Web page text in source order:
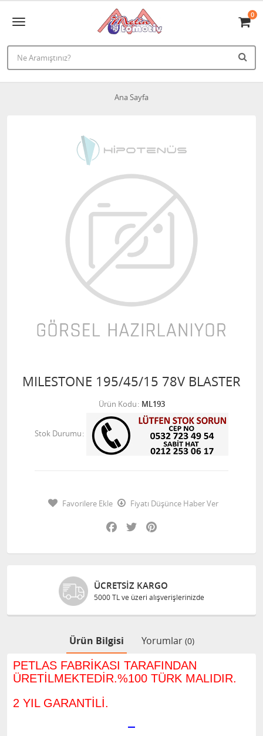
0
Ana Sayfa
MILESTONE 195/45/15 78V BLASTER
Ürün Kodu ML193
Stok Durumu
Favorilere Ekle
Fiyatı Düşünce Haber Ver
Facebook
Twitter
ÜCRETSIZ KARGO
5000 TL ve üzeri alışverişlerinizde
Ürün Bilgisi Yorumlar (0)
PETLAS FABRİKASI TARAFINDAN
ÜRETİLMEKTEDİR.%100 TÜRK MALIDIR.
2 YIL GARANTİLİ.